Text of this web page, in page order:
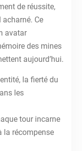
de réussite,
Ce
avatar
des mines
aujourd’hui.
la fierté du
les
tour incarne
la récompense